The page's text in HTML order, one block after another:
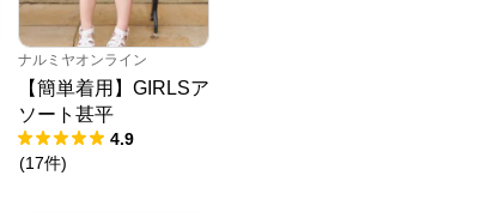
ナルミヤオンライン
【簡単着用】GIRLSア
ソート甚平
4.9
(17件)